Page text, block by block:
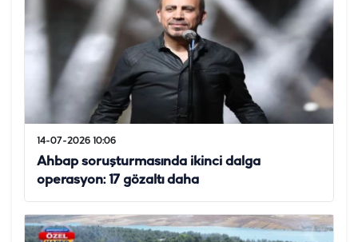
14-07-2026 10:06
Ahbap soruşturmasında ikinci dalga
operasyon: 17 gözaltı daha